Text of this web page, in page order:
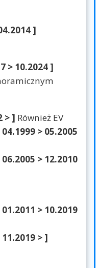
]
> 10.2024 ]
> ] Również EV
04.1999 > 05.2005
06.2005 > 12.2010
01.2011 > 10.2019
11.2019 > ]